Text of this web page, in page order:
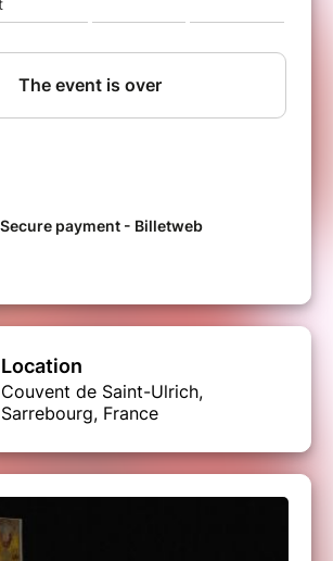
et joyeuse époque où l’on
et chanteurs chemine de
et déploie sa Roulotte qui
les yeux du public, un théâtre
son plateau ils vont représenter
raconte des histoires qui nous
La fille, elle, préfère bien
de prendre une initiative.
Arlequin est là, le valet de
souvent balourd, mais ô combien
sauver la situation… sans oublier…
haute en couleurs !
s’installe sur les places des
aussi à proximité des jardins,
des Harmonies devant le
Location
Couvent de Saint-Ulrich,
Sarrebourg, France